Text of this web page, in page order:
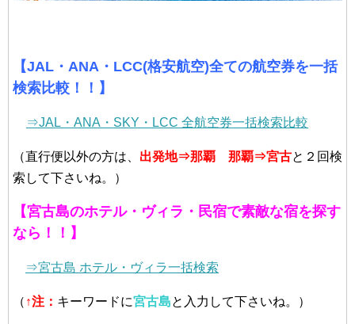
【JAL・ANA・LCC(格安航空)全ての航空券を一括
検索比較！！】
⇒JAL・ANA・SKY・LCC 全航空券一括検索比較
（直行便以外の方は、 出発地⇒那覇 那覇⇒宮古と２回検
索して下さいね。）
【宮古島のホテル・ヴィラ・民宿で素敵な宿を探す
なら！！】
⇒宮古島 ホテル・ヴィラ一括検索
（ ↑注： キーワードに宮古島と入力して下さいね。）